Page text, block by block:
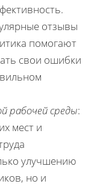
отзывы
помогают
свои ошибки
рабочей среды:
мест и
улучшению
но и